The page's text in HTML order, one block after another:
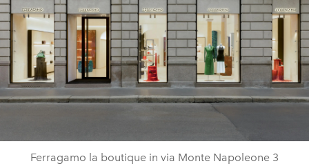
Ferragamo la boutique in via Monte Napoleone 3